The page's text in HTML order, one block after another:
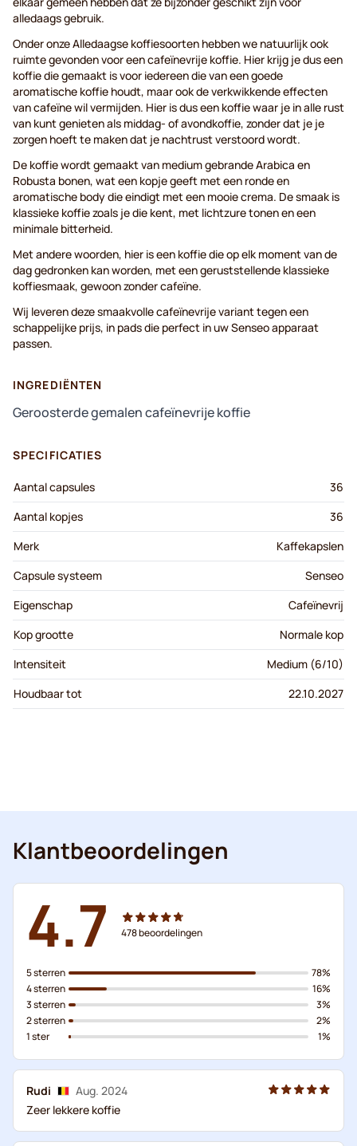
alledaags gebruik.
Onder onze Alledaagse koffiesoorten hebben we natuurlijk ook
ruimte gevonden voor een cafeïnevrije koffie. Hier krijg je dus een
koffie die gemaakt is voor iedereen die van een goede
aromatische koffie houdt, maar ook de verkwikkende effecten
van cafeïne wil vermijden. Hier is dus een koffie waar je in alle rust
van kunt genieten als middag- of avondkoffie, zonder dat je je
zorgen hoeft te maken dat je nachtrust verstoord wordt.
De koffie wordt gemaakt van medium gebrande Arabica en
Robusta bonen, wat een kopje geeft met een ronde en
aromatische body die eindigt met een mooie crema. De smaak is
klassieke koffie zoals je die kent, met lichtzure tonen en een
minimale bitterheid.
Met andere woorden, hier is een koffie die op elk moment van de
dag gedronken kan worden, met een geruststellende klassieke
koffiesmaak, gewoon zonder cafeïne.
Wij leveren deze smaakvolle cafeïnevrije variant tegen een
schappelijke prijs, in pads die perfect in uw Senseo apparaat
passen.
INGREDIËNTEN
Geroosterde gemalen cafeïnevrije koffie
SPECIFICATIES
Aantal capsules
36
Aantal kopjes
36
Merk
Kaffekapslen
Capsule systeem
Senseo
Eigenschap
Cafeïnevrij
Kop grootte
Normale kop
Intensiteit
Medium (6/10)
Houdbaar tot
22.10.2027
Klantbeoordelingen
4.7 478beoordelingen
5 sterren
4 sterren
3 sterren
2 sterren
1 ster
78%
16%
3%
2%
1%
Rudi
Aug. 2024
Zeer lekkere koffie